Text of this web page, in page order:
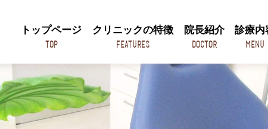
トップページ
TOP
クリニックの特徴
Features
院長紹介
Doctor
診療内
Menu